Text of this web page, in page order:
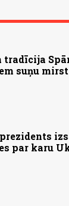
tradīcija
suņu
par karu